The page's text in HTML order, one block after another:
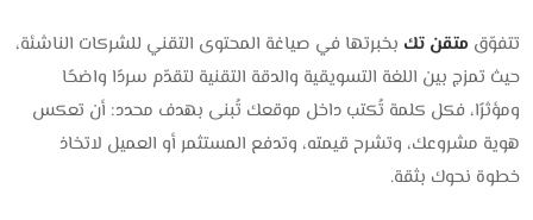
تتفوّق متقن تك بخبرتها في صياغة المحتوى التقني للشركات الناشئة،
حيث تمزج بين اللغة التسويقية والدقة التقنية لتقدّم سردًا واضحًا
ومؤثرًا، فكل كلمة تُكتب داخل موقعك تُبنى بهدف محدد: أن تعكس
هوية مشروعك، وتشرح قيمته، وتدفع المستثمر أو العميل لاتخاذ
خطوة نحوك بثقة.